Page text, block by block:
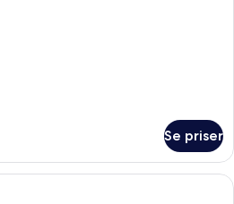
Se priser